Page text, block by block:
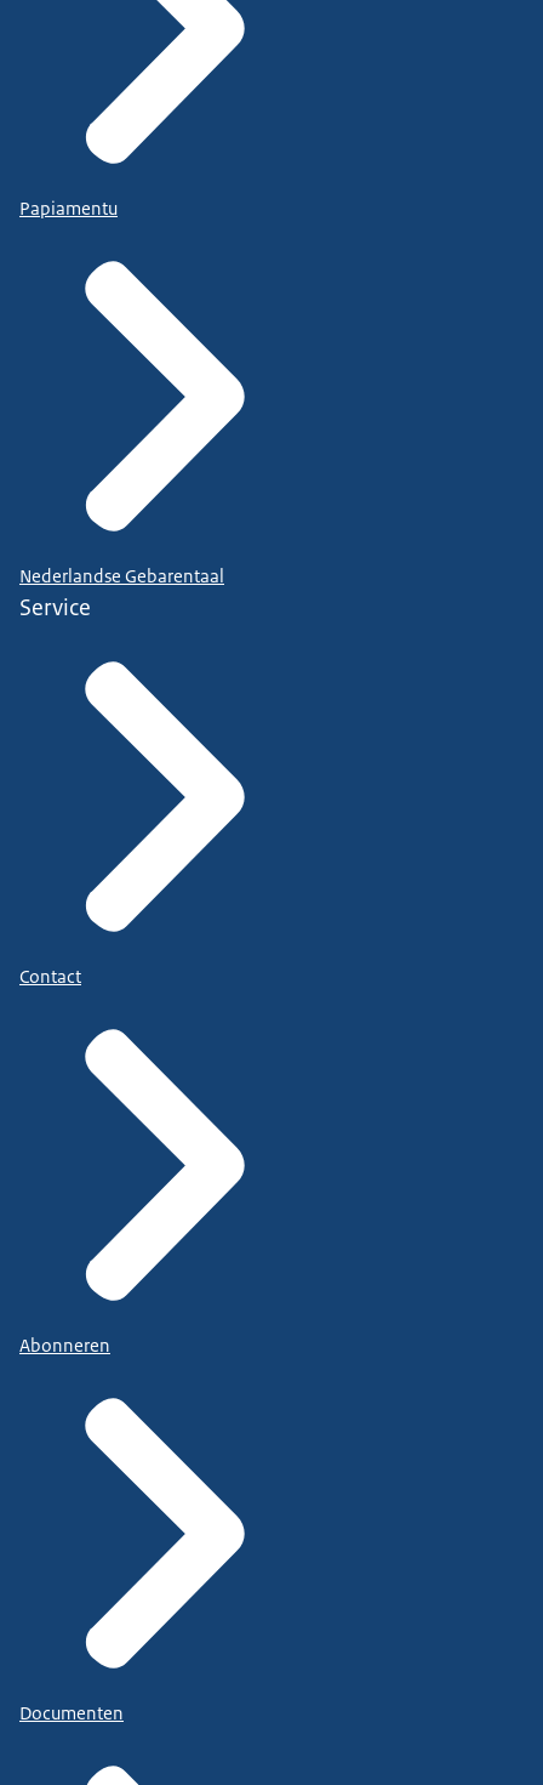
Papiamentu
Nederlandse Gebarentaal
Service
Contact
Abonneren
Documenten